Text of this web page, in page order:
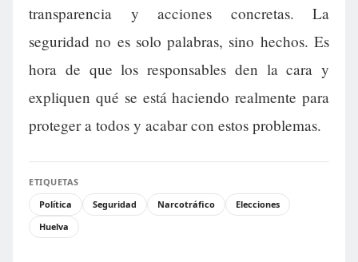
transparencia y acciones concretas. La
seguridad no es solo palabras, sino hechos. Es
hora de que los responsables den la cara y
expliquen qué se está haciendo realmente para
proteger a todos y acabar con estos problemas.
ETIQUETAS
Política
Seguridad Narcotráfico
Elecciones
Huelva